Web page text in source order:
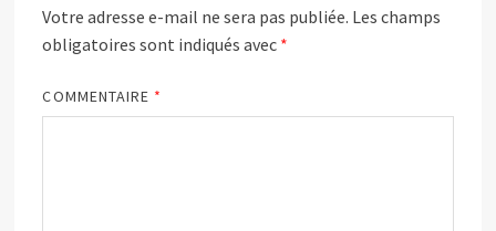
Votre adresse e-mail ne sera pas publiée. Les champs
obligatoires sont indiqués avec *
COMMENTAIRE *